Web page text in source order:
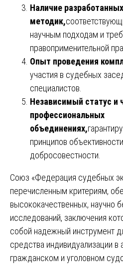
Наличие
методик,
научным подходам и
правоприменительной
Опыт проведения
участия в судебных
специалистов.
Независимый статус и
профессиональных
объединениях,
принципов
добросовестности.
Союз «Федерация судебных
перечисленным критериям,
высококачественных, научно
исследований, заключения
собой надежный инструмент
средства индивидуализации в
гражданском и уголовном